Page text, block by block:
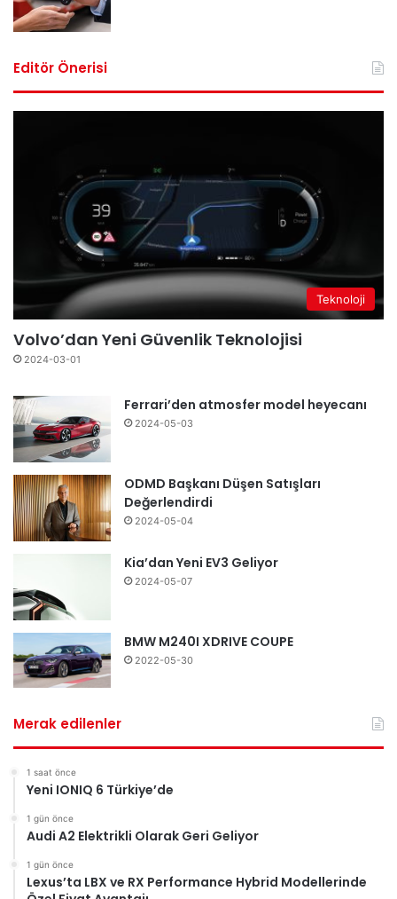
Editör Önerisi
Teknoloji
Volvo’dan Yeni Güvenlik Teknolojisi
2024-03-01
Ferrari’den atmosfer model heyecanı
2024-05-03
ODMD Başkanı Düşen Satışları
Değerlendirdi
2024-05-04
Kia’dan Yeni EV3 Geliyor
2024-05-07
BMW M240I XDRIVE COUPE
2022-05-30
Merak edilenler
1 saat önce
Yeni IONIQ 6 Türkiye’de
1 gün önce
Audi A2 Elektrikli Olarak Geri Geliyor
1 gün önce
Lexus’ta LBX ve RX Performance Hybrid Modellerinde